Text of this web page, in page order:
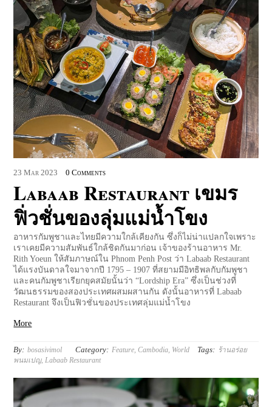
23 Mar 2023 0 Comments
Labaab Restaurant เขมร
ฟิ่วชั่นของลุ่มแม่น้ำโขง
อาหารกัมพูชาและไทยมีความใกล้เคียงกัน ซึ่งก็ไม่น่าแปลกใจเพราะ
เราเคยมีความสัมพันธ์ใกล้ชิดกันมาก่อน เจ้าของร้านอาหาร Mr.
Rith Yoeun ให้สัมภาษณ์ใน Phnom Penh Post ว่า Labaab Restaurant
ได้แรงบันดาลใจมาจากปี 1795 – 1907 ที่สยามมีอิทธิพลกับกัมพูชา
และคนกัมพูชาเรียกยุคสมัยนั้นว่า “Lordship Era” ซึ่งเป็นช่วงที่
วัฒนธรรมของสองประเทศผสมผสานกัน ดังนั้นอาหารที่ Labaab
Restaurant จึงเป็นฟิวชั่นของประเทศลุ่มแม่น้ำโขง
More
By: bosasivimol Category: Feature,Cambodia, World Tags: ร้านอร่อย
พนมเปญ,Labaab Restaurant